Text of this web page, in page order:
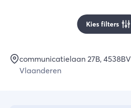
Kies filters
communicatielaan 27B, 4538BV
Vlaanderen